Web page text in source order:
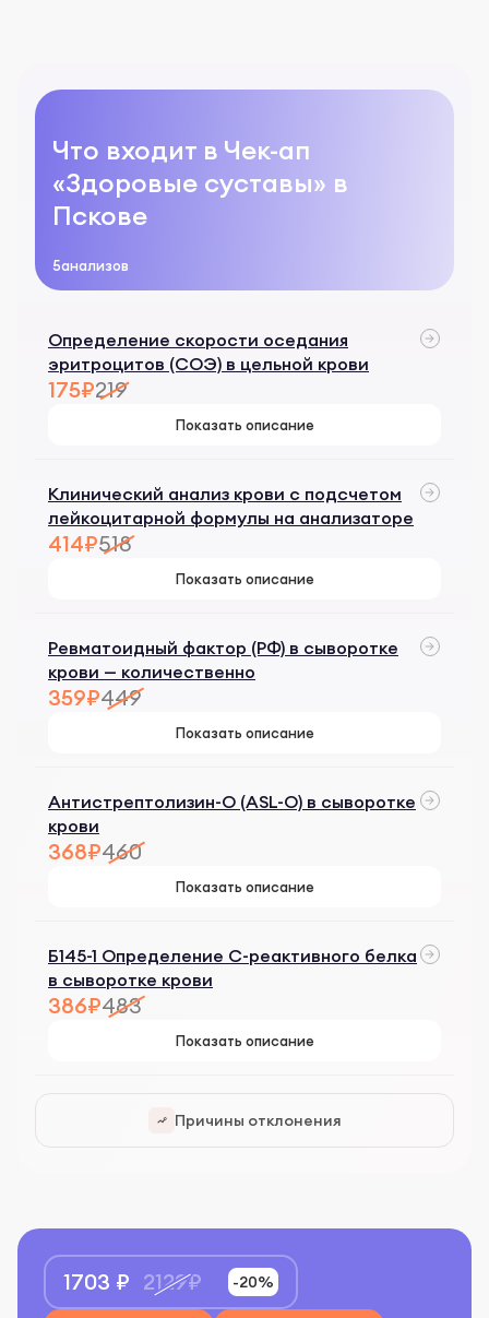
5анализов
Что входит в Чек-ап
«Здоровые суставы» в
Пскове
Определение скорости оседания
эритроцитов (СОЭ) в цельной крови
175₽219
Показать описание
Клинический анализ крови с подсчетом
лейкоцитарной формулы на анализаторе
414₽518
Показать описание
Ревматоидный фактор (РФ) в сыворотке
крови — количественно
359₽449
Показать описание
Антистрептолизин-О (ASL-O) в сыворотке
крови
368₽460
Показать описание
Б145-1 Определение С-реактивного белка
в сыворотке крови
386₽483
Показать описание
Причины отклонения
1703 ₽ 2129₽ -20%